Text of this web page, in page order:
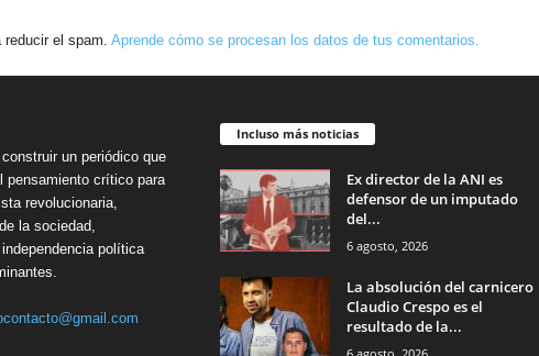
el spam. Aprende cómo se procesan los datos de tus comentarios.
un periódico que
pensamiento crítico para
revolucionaria,
la sociedad,
política
Incluso más noticias
Ex director de la ANI es
defensor de un imputado
del...
6 agosto, 2026
La absolución del carnicero
Claudio Crespo es el
resultado de la...